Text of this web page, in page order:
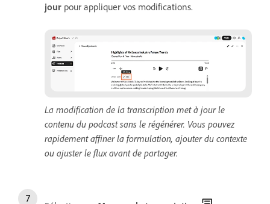
jour pour appliquer vos modifications.
La modification de la transcription met à jour le
contenu du podcast sans le régénérer. Vous pouvez
rapidement affiner la formulation, ajouter du contexte
ou ajuster le flux avant de partager.